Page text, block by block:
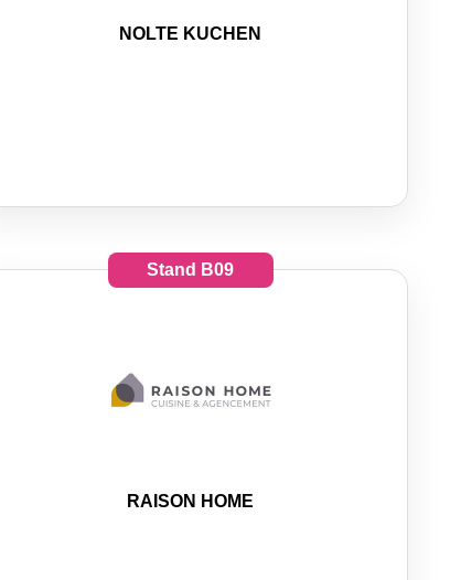
NOLTE KUCHEN
Stand B09
RAISON HOME